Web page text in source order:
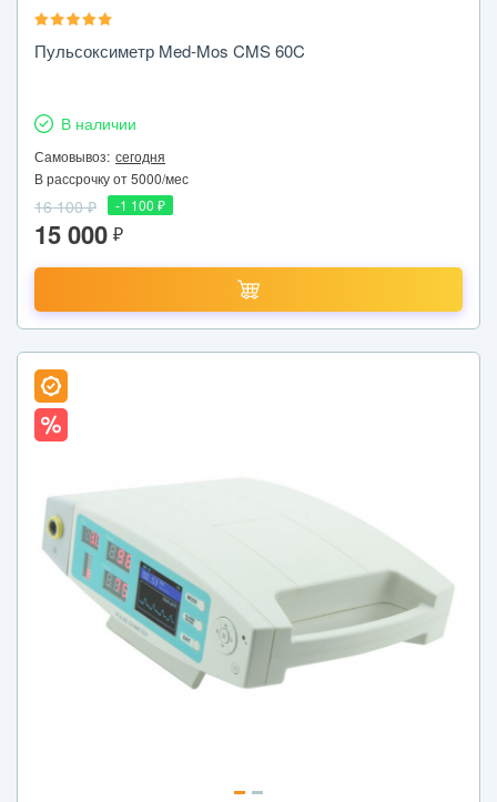
Пульсоксиметр Med-Mos CMS 60C
В наличии
Самовывоз: сегодня
В рассрочку от 5000/мес
16 100 ₽ -1 100 ₽
15 000 ₽